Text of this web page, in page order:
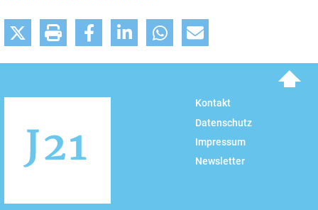
Kontakt
Datenschutz
Impressum
Newsletter